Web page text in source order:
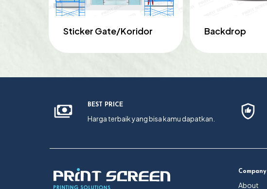
Sticker Gate/Koridor Backdrop
BEST PRICE
Harga terbaik yang bisa kamu dapatkan.
Company
About